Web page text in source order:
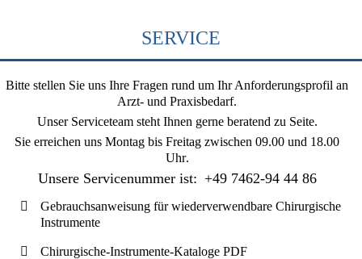
SERVICE
Bitte stellen Sie uns Ihre Fragen rund um Ihr Anforderungsprofil an
Arzt- und Praxisbedarf.
Unser Serviceteam steht Ihnen gerne beratend zu Seite.
Sie erreichen uns Montag bis Freitag zwischen 09.00 und 18.00
Uhr.
Unsere Servicenummer ist: +49 7462-94 44 86
Gebrauchsanweisung für wiederverwendbare Chirurgische
Instrumente
Chirurgische-Instrumente-Kataloge PDF